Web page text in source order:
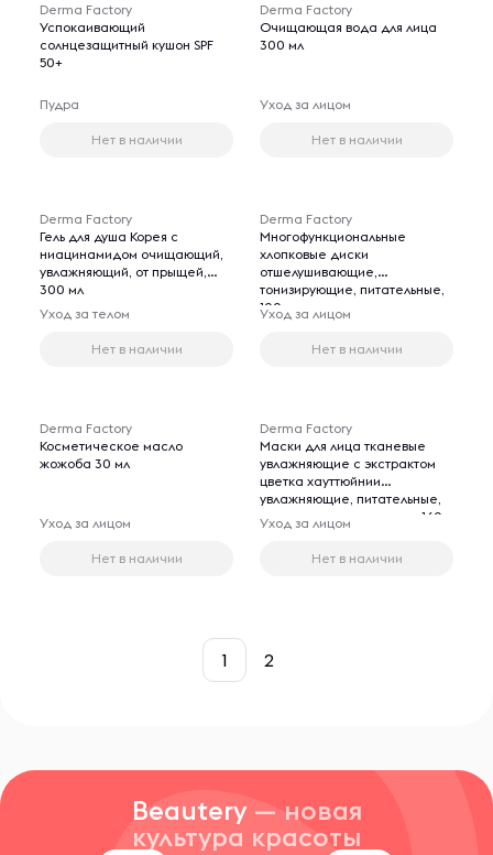
Derma Factory
Успокаивающий
солнцезащитный кушон SPF
50+
Пудра
Нет в наличии
Derma Factory
Очищающая вода для лица
300 мл
Уход за лицом
Нет в наличии
Derma Factory
Гель для душа Корея с
ниацинамидом очищающий,
увлажняющий, от прыщей,
300 мл
Уход за телом
Нет в наличии
Derma Factory
Многофункциональные
хлопковые диски
отшелушивающие,
тонизирующие, питательные,
100 шт
Уход за лицом
Нет в наличии
Derma Factory
Косметическое масло
жожоба 30 мл
Уход за лицом
Нет в наличии
Derma Factory
Маски для лица тканевые
увлажняющие с экстрактом
цветка хауттюйнии
увлажняющие, питательные,
противовоспалительные, 160
мл 14 шт
Уход за лицом
Нет в наличии
1 2
Beautery — новая
культура красоты